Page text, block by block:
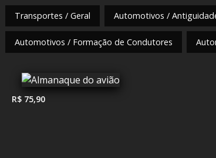
Transportes / Geral Automotivos /
Automotivos / Formação de Condutores
R$ 75,90